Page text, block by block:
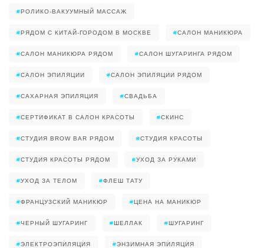
#РОЛИКО-ВАКУУМНЫЙ МАССАЖ
#РЯДОМ С КИТАЙ-ГОРОДОМ В МОСКВЕ #САЛОН МАНИКЮРА
#САЛОН МАНИКЮРА РЯДОМ #САЛОН ШУГАРИНГА РЯДОМ
#САЛОН ЭПИЛЯЦИИ #САЛОН ЭПИЛЯЦИИ РЯДОМ
#САХАРНАЯ ЭПИЛЯЦИЯ #СВАДЬБА
#СЕРТИФИКАТ В САЛОН КРАСОТЫ #СКИНС
#СТУДИЯ BROW BAR РЯДОМ #СТУДИЯ КРАСОТЫ
#СТУДИЯ КРАСОТЫ РЯДОМ #УХОД ЗА РУКАМИ
#УХОД ЗА ТЕЛОМ #ФЛЕШ ТАТУ
#ФРАНЦУЗСКИЙ МАНИКЮР #ЦЕНА НА МАНИКЮР
#ЧЕРНЫЙ ШУГАРИНГ #ШЕЛЛАК #ШУГАРИНГ
#ЭЛЕКТРОЭПИЛЯЦИЯ #ЭНЗИМНАЯ ЭПИЛЯЦИЯ